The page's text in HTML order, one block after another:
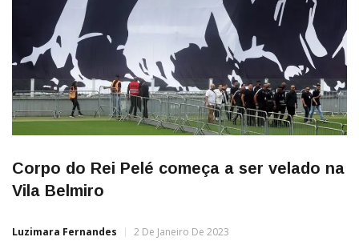
Corpo do Rei Pelé começa a ser velado na
Vila Belmiro
Luzimara Fernandes 2 De Janeiro De 2023